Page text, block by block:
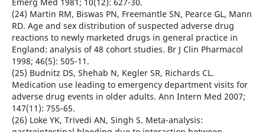
(24) Martin RM, Biswas PN, Freemantle SN, Pearce GL, Mann
RD. Age and sex distribution of suspected adverse drug
reactions to newly marketed drugs in general practice in
England: analysis of 48 cohort studies. Br J Clin Pharmacol
1998; 46(5): 505-11.
(25) Budnitz DS, Shehab N, Kegler SR, Richards CL.
Medication use leading to emergency department visits for
adverse drug events in older adults. Ann Intern Med 2007;
147(11): 755-65.
(26) Loke YK, Trivedi AN, Singh S. Meta-analysis: